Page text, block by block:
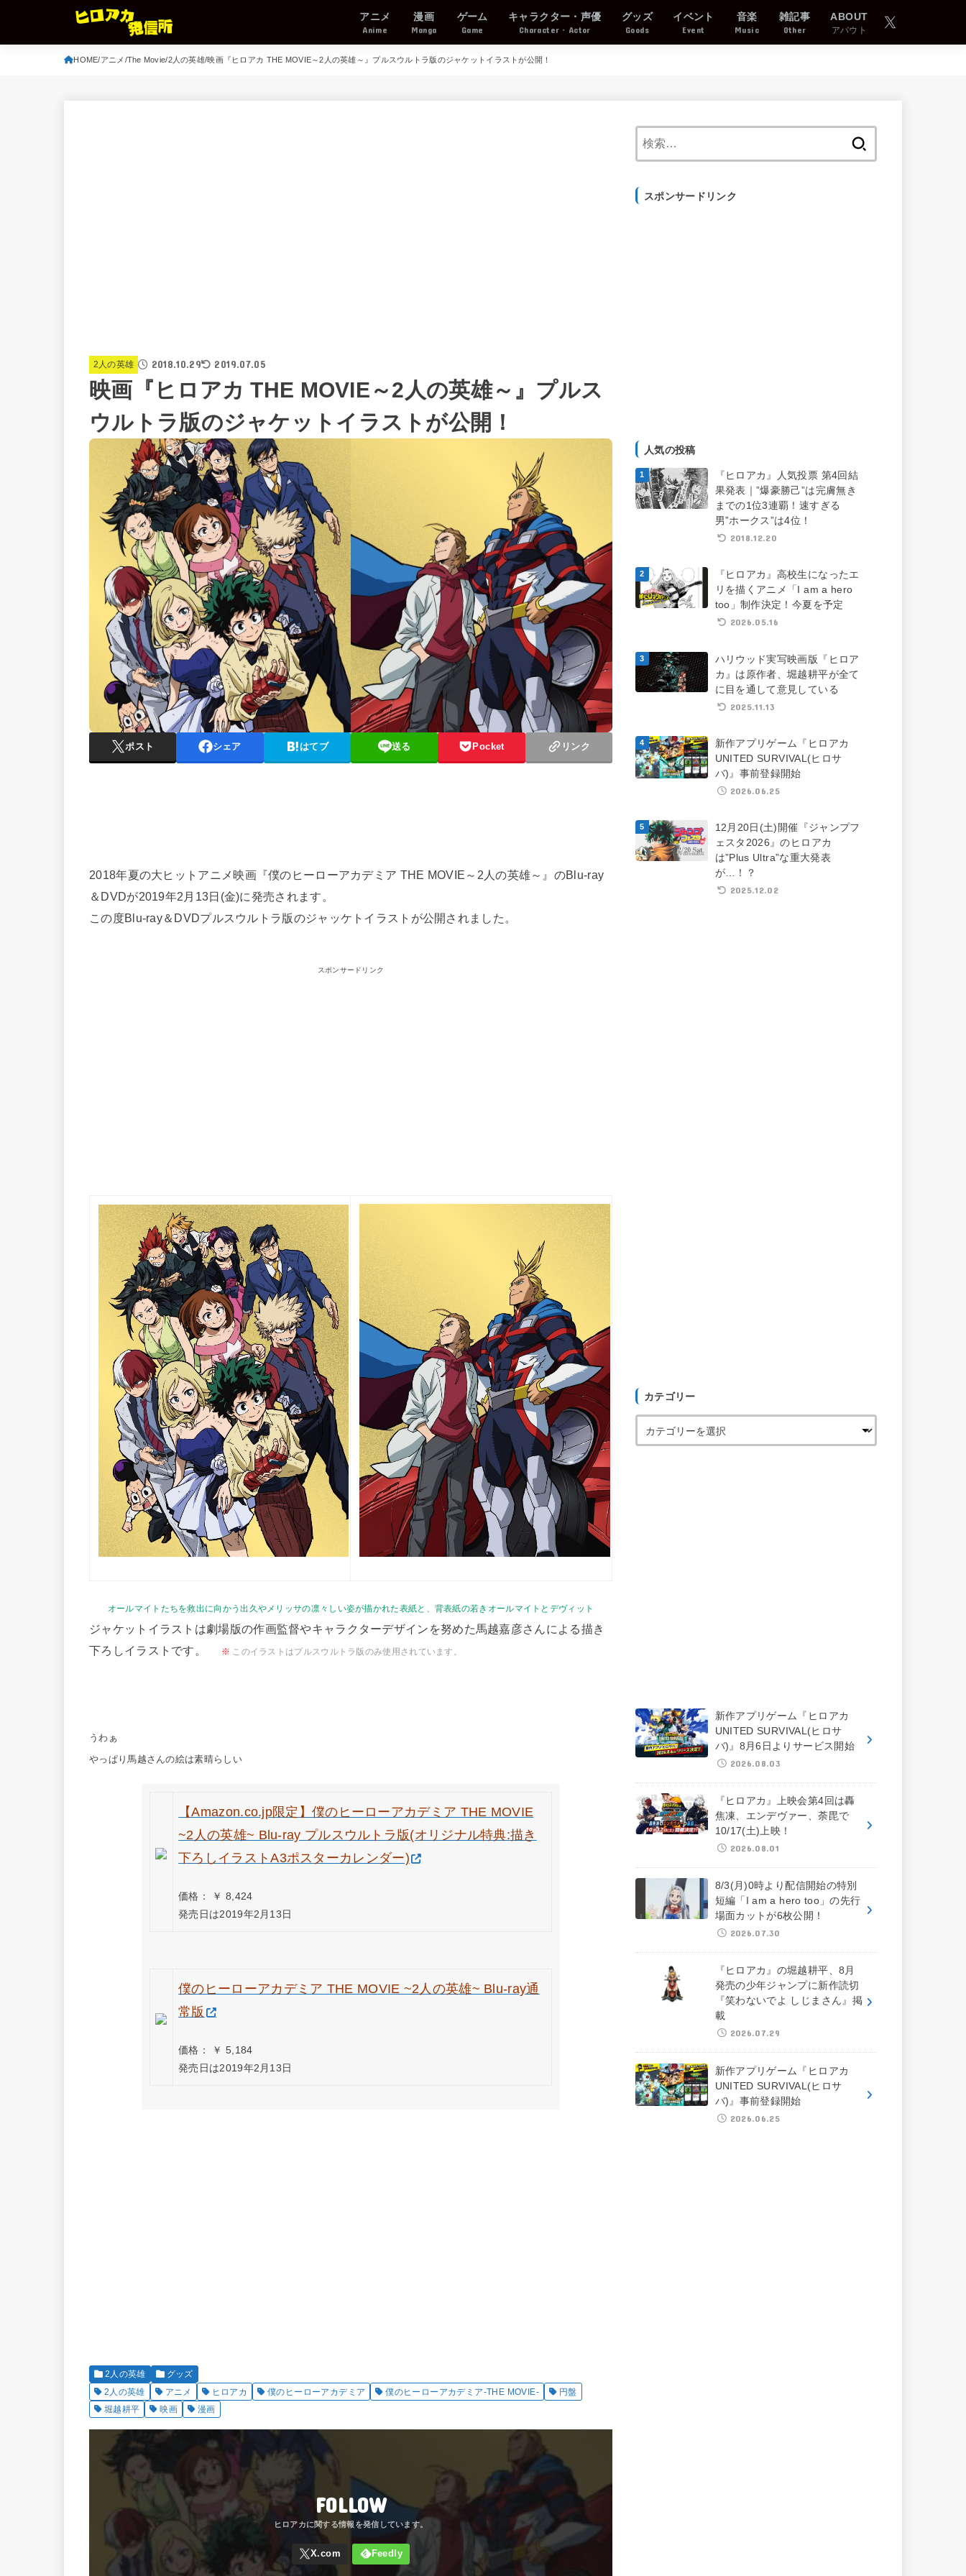
アニメ
Anime
漫画
Manga
ゲーム
Game
キャラクター・声優
Character・Actor
グッズ
Goods
イベント
Event
音楽
Music
雑記事
Other
ABOUT
アバウト
HOME アニメ The Movie 2人の英雄 映画『ヒロアカ THE MOVIE～2人の英雄～』プルスウルトラ版のジャケットイラストが公開！
2人の英雄 2018.10.29 2019.07.05
映画『ヒロアカ THE MOVIE～2人の英雄～』プルス
ウルトラ版のジャケットイラストが公開！
ポスト シェア はてブ 送る Pocket リンク
2018年夏の大ヒットアニメ映画『僕のヒーローアカデミア THE MOVIE～2人の英雄～』のBlu-ray
＆DVDが2019年2月13日(金)に発売されます。
この度Blu-ray＆DVDプルスウルトラ版のジャッケトイラストが公開されました。
スポンサードリンク
オールマイトたちを救出に向かう出久やメリッサの凛々しい姿が描かれた表紙と、背表紙の若きオールマイトとデヴィット
ジャケットイラストは劇場版の作画監督やキャラクターデザインを努めた馬越嘉彦さんによる描き
下ろしイラストです。
※ このイラストはプルスウルトラ版のみ使用されています。
うわぁ
やっぱり馬越さんの絵は素晴らしい
【Amazon.co.jp限定】僕のヒーローアカデミア THE MOVIE
~2人の英雄~ Blu-ray プルスウルトラ版(オリジナル特典:描き
下ろしイラストA3ポスターカレンダー)
価格： ￥ 8,424
発売日は2019年2月13日
僕のヒーローアカデミア THE MOVIE ~2人の英雄~ Blu-ray通
常版
価格： ￥ 5,184
発売日は2019年2月13日
2人の英雄
グッズ
2人の英雄
アニメ ヒロアカ 僕のヒーローアカデミア 僕のヒーローアカデミア-THE MOVIE-
円盤
堀越耕平
映画 漫画
FOLLOW
スポンサードリンク
人気の投稿
『ヒロアカ』人気投票 第4回結
果発表｜”爆豪勝己”は完膚無き
までの1位3連覇！速すぎる
男”ホークス”は4位！
2018.12.20
『ヒロアカ』高校生になったエ
リを描くアニメ「I am a hero
too」制作決定！今夏を予定
2026.05.16
ハリウッド実写映画版『ヒロア
カ』は原作者、堀越耕平が全て
に目を通して意見している
2025.11.13
新作アプリゲーム『ヒロアカ
UNITED SURVIVAL(ヒロサ
バ)』事前登録開始
2026.06.25
12月20日(土)開催『ジャンプフ
ェスタ2026』のヒロアカ
は”Plus Ultra”な重大発表
が…！？
2025.12.02
カテゴリー
新作アプリゲーム『ヒロアカ
UNITED SURVIVAL(ヒロサ
バ)』8月6日よりサービス開始
2026.08.03
『ヒロアカ』上映会第4回は轟
焦凍、エンデヴァー、荼毘で
10/17(土)上映！
2026.08.01
8/3(月)0時より配信開始の特別
短編「I am a hero too」の先行
場面カットが6枚公開！
2026.07.30
『ヒロアカ』の堀越耕平、8月
発売の少年ジャンプに新作読切
『笑わないでよ しじまさん』掲
載
2026.07.29
新作アプリゲーム『ヒロアカ
UNITED SURVIVAL(ヒロサ
バ)』事前登録開始
2026.06.25